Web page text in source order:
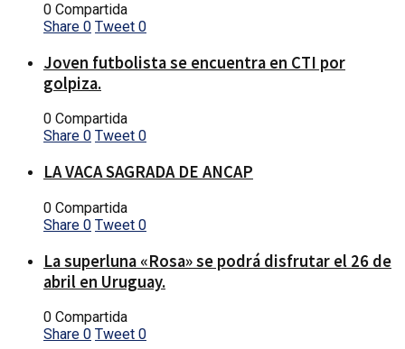
0 Compartida
Share 0 Tweet 0
Joven futbolista se encuentra en CTI por
golpiza.
0 Compartida
Share 0 Tweet 0
LA VACA SAGRADA DE ANCAP
0 Compartida
Share 0 Tweet 0
La superluna «Rosa» se podrá disfrutar el 26 de
abril en Uruguay.
0 Compartida
Share 0 Tweet 0